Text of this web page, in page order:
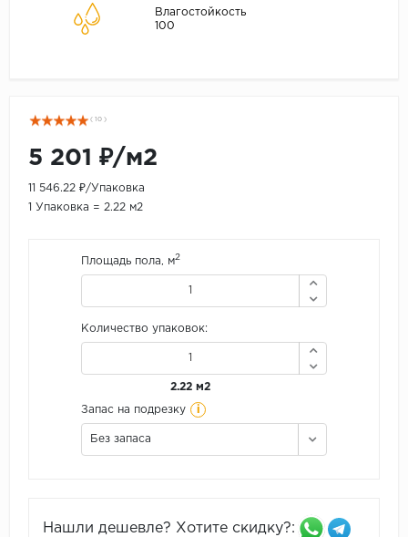
Влагостойкость
100
( 10 )
5 201 ₽/м2
11 546.22 ₽/Упаковка
1 Упаковка = 2.22 м2
Площадь пола, м2
Количество упаковок:
2.22 м2
Запас на подрезку i
Без запаса
Нашли дешевле? Хотите скидку?: